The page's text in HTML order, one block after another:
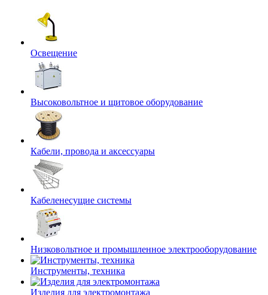
Освещение
Высоковольтное и щитовое оборудование
Кабели, провода и аксессуары
Кабеленесущие системы
Низковольтное и промышленное электрооборудование
Инструменты, техника
Изделия для электромонтажа